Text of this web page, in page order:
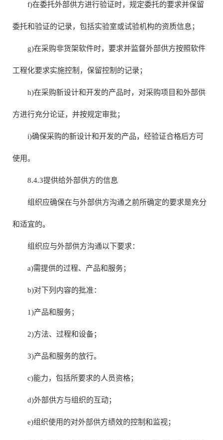
f)在委托外部供方进行验证时，规定委托的要求并保留
委托和验证的记录，包括实验室或试验机构的资质信息；
g)在采购非货架软件时，要求并监督外部供方按照软件
工程化要求实施控制，保留控制的记录；
h)在采购新设计和开发的产品时，对采购项目和外部供
方进行充分论证，并按规定审批；
i)确保采购的新设计和开发的产品，经验证合格后方可
使用。
8.4.3提供给外部供方的信息
组织应确保在与外部供方沟通之前所确定的要求是充分
和适宜的。
组织应与外部供方沟通以下要求：
a)需提供的过程、产品和服务；
b)对下列内容的批准：
1)产品和服务；
2)方法、过程和设备；
3)产品和服务的放行。
c)能力，包括所要求的人员资格；
d)外部供方与组织的互动；
e)组织使用的对外部供方绩效的控制和监视；